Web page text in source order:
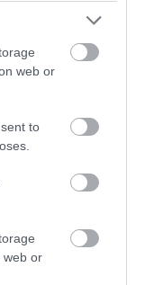
web or
to
web or
από την
ΣΤΟ
Οι